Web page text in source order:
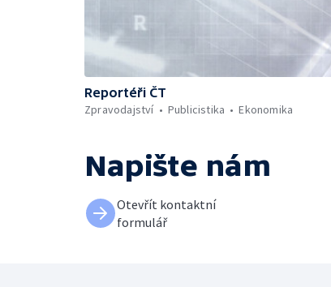
Reportéři ČT
Zpravodajství
Publicistika Ekonomika
Napište nám
Otevřít kontaktní
formulář